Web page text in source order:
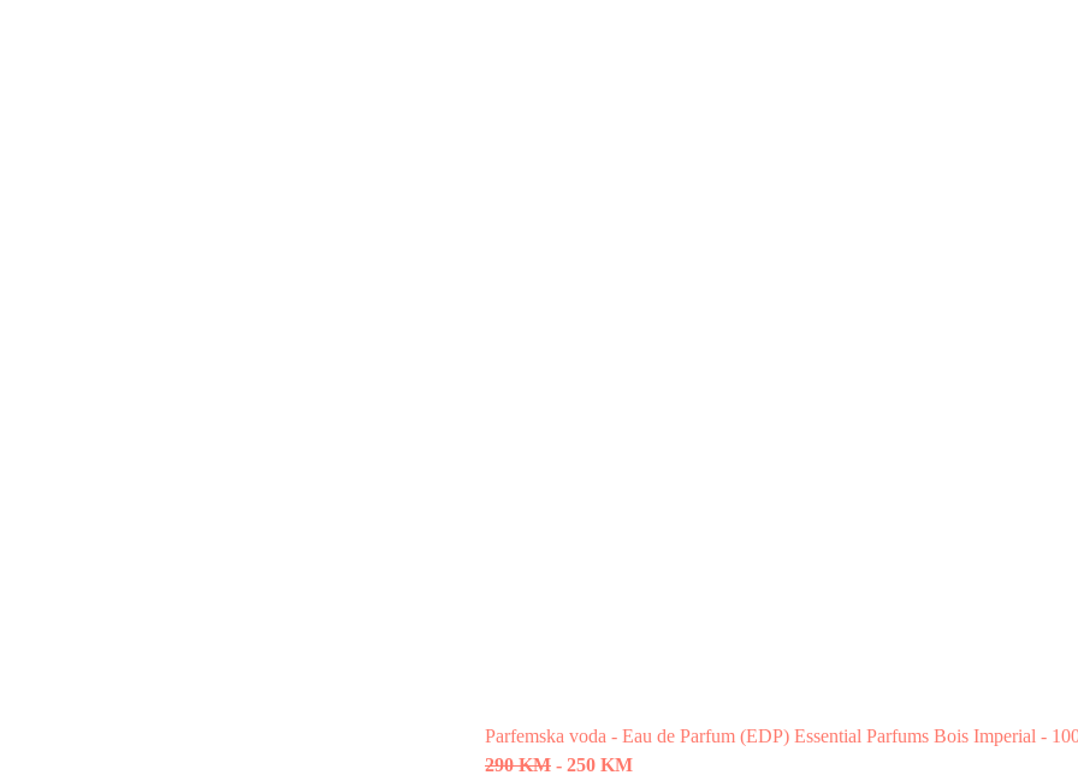
Parfemska voda - Eau de Parfum (EDP) Essential Parfums Bois Imperial -
290 KM - 250 KM